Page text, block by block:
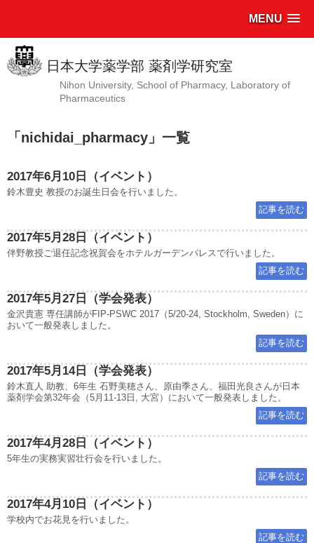
MENU
日本大学薬学部 薬剤学研究室
Nihon University, School of Pharmacy, Laboratory of
Pharmaceutics
「 nichidai_pharmacy 」 一覧
2017年6月10日（イベント）
鈴木豊史 教授のお誕生日会を行いました。
記事を読む
2017年5月28日（イベント）
伴野教授ご退任記念祝賀会をホテルガーデンパレスで行いました。
記事を読む
2017年5月27日（学会発表）
金沢貴憲 専任講師がFIP-PSWC 2017（5/20-24, Stockholm, Sweden）に
おいて一般発表しました。
記事を読む
2017年5月14日（学会発表）
鈴木直人 助教、6年生 石野美穂さん、原由季さん、福田光良さんが日本
薬剤学会第32年会（5月11-13日, 大宮）において一般発表しました。
記事を読む
2017年4月28日（イベント）
5年生の実務実習壮行会を行いました。
記事を読む
2017年4月10日（イベント）
学校内でお花見を行いました。
記事を読む